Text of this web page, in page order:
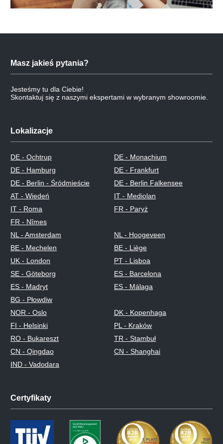
Masz jakieś pytania?
Jesteśmy tu dla Ciebie!
Skontaktuj się z naszymi ekspertami w wybranym showroomie.
Lokalizacje
DE - Ochtrup
DE - Monachium
DE - Hamburg
DE - Frankfurt
DE - Berlin - Śródmieście
DE - Berlin Falkensee
AT - Wiedeń
IT - Mediolan
IT - Roma
FR - Paryż
FR - Nîmes
NL - Amsterdam
NL - Hoogeveen
BE - Mechelen
BE - Liège
UK - London
PT - Lisboa
SE - Göteborg
ES - Barcelona
ES - Madryt
ES - Málaga
BG - Płowdiw
NOR - Oslo
DK - Kopenhaga
FI - Helsinki
PL - Kraków
RO - Bukareszt
TR - Stambuł
CN - Qingdao
CN - Shanghai
IND - Vadodara
Certyfikaty